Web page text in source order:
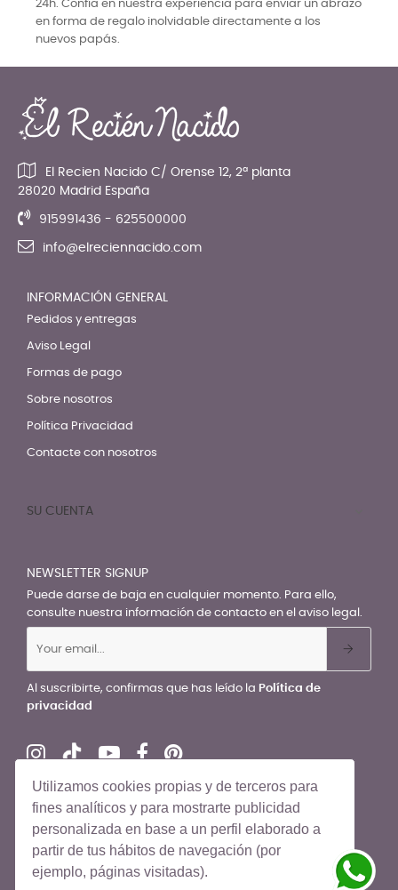
Utilizamos cookies propias y de terceros para
fines analíticos y para mostrarte publicidad
personalizada en base a un perfil elaborado a
partir de tus hábitos de navegación (por
ejemplo, páginas visitadas).
24h. Confía en nuestra experiencia para enviar un abrazo
en forma de regalo inolvidable directamente a los
nuevos papás.
El Recien Nacido C/ Orense 12, 2ª planta
28020 Madrid España
915991436 - 625500000
info@elreciennacido.com
INFORMACIÓN GENERAL
Pedidos y entregas
Aviso Legal
Formas de pago
Sobre nosotros
Política Privacidad
Contacte con nosotros
SU CUENTA
NEWSLETTER SIGNUP
Puede darse de baja en cualquier momento. Para ello,
consulte nuestra información de contacto en el aviso legal.
Al suscribirte, confirmas que has leído la Política de
privacidad
© El Recién Nacido 2026. Todos los derechos reservados